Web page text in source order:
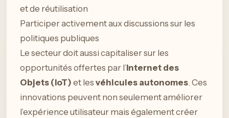
et de réutilisation
Participer activement aux discussions sur les
politiques publiques
Le secteur doit aussi capitaliser sur les
opportunités offertes par l’Internet des
Objets (IoT) et les véhicules autonomes. Ces
innovations peuvent non seulement améliorer
l’expérience utilisateur mais également créer